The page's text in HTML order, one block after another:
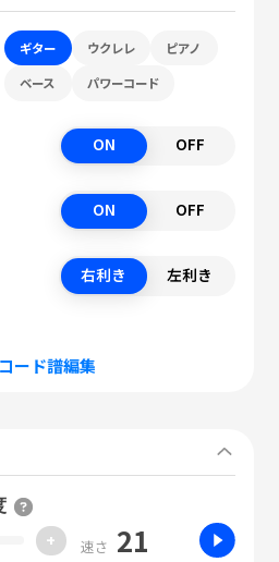
ギター ウクレレ ピアノ
ベース パワーコード
ON OFF
ON OFF
右利き 左利き
コード譜編集
+ 速さ 21